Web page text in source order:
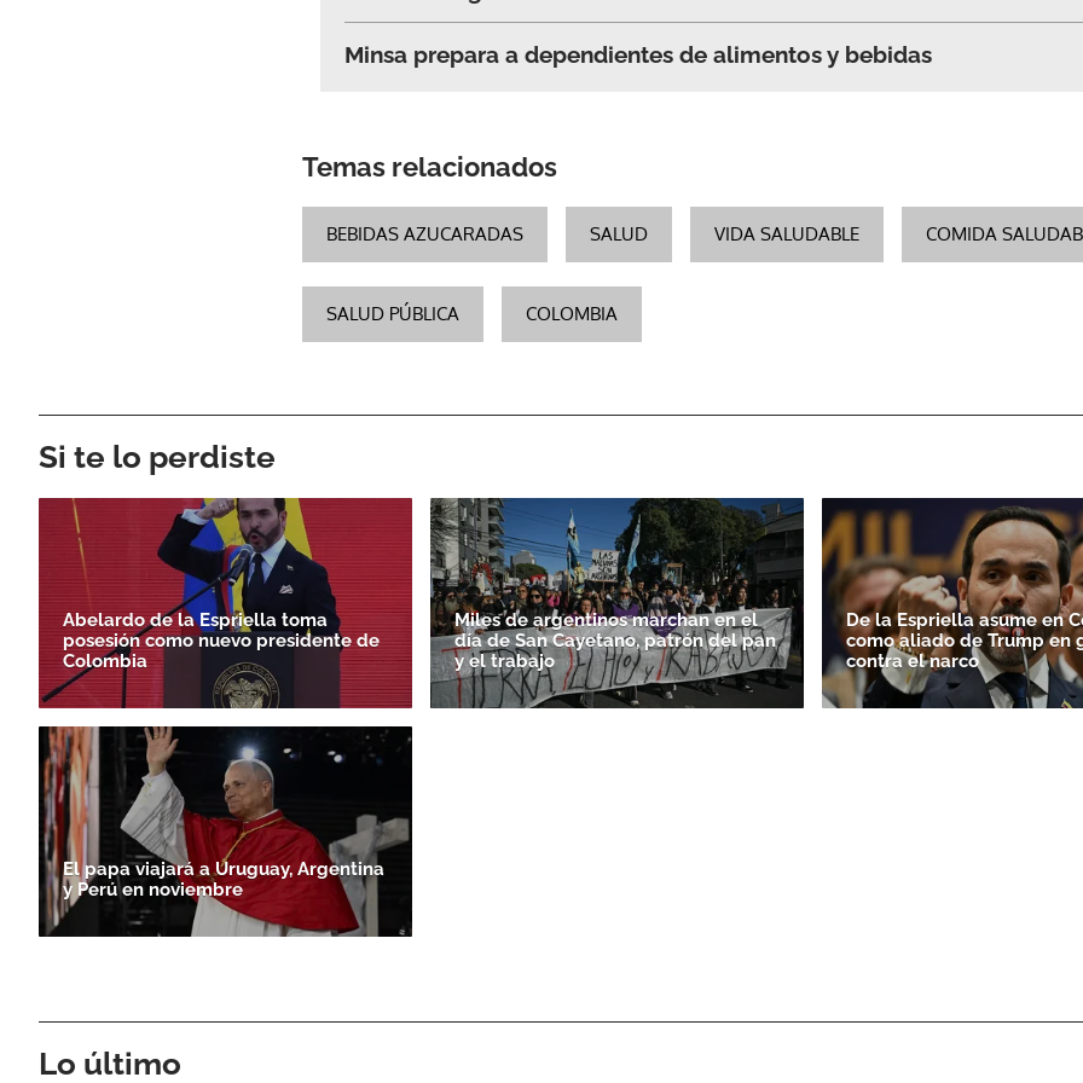
Minsa prepara a dependientes de alimentos y bebidas
Temas relacionados
BEBIDAS AZUCARADAS SALUD VIDA SALUDABLE COMIDA
SALUD PÚBLICA COLOMBIA
Si te lo perdiste
Abelardo de la Espriella toma
posesión como nuevo presidente de
Colombia
Miles de argentinos marchan en el
día de San Cayetano, patrón del pan
y el trabajo
De la Espriella asume en
como aliado de Trump en
contra el narco
El papa viajará a Uruguay, Argentina
y Perú en noviembre
Lo último